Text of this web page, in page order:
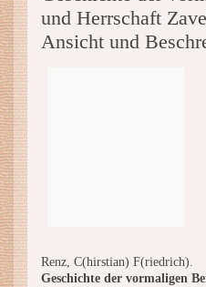
und Herrschaft
Ansicht und
Renz, C(hirstian) F(riedrich).
Geschichte der vormaligen